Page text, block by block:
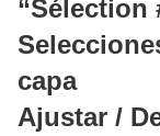
“Sélection
capa
Ajustar /